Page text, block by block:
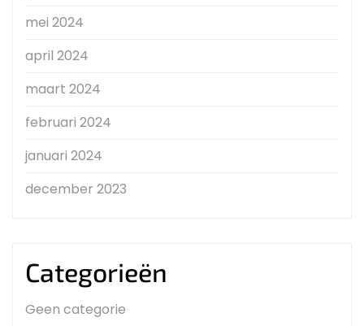
mei 2024
april 2024
maart 2024
februari 2024
januari 2024
december 2023
Categorieën
Geen categorie